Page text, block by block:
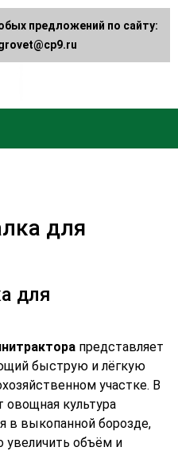
для
для
представляет
быструю и лёгкую
участке. В
овощная культура
в выкопанной борозде,
увеличить объём и
предложений по сайту: